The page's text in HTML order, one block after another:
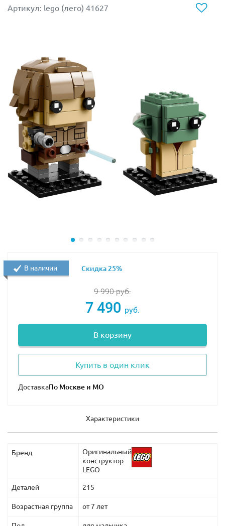
способная раскрываться или захлопываться, скрывая
- 2 минифигурки: Супермен и Лобо
- 10 зеленоватых элементов различной формы, с
помощью которых можно продемонстрировать
суперспособности персонажей или активировать их
транспортные средства
- красный Накопитель энергии
При желании тюрьму для Супермена можно
объединить с механическим роботом Лекса Лютора
из набораЛего 76097
Артикул: lego (лего) 41627
9 990руб.
7 490 руб.
В корзину
Купить в один клик
Доставка
В наличии Скидка 25%
Характеристики
Бренд
Оригинальный
конструктор
LEGO
Деталей 215
Возрастная группа от 7 лет